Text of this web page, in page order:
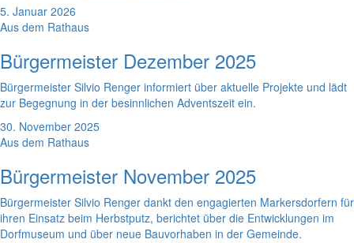
5. Januar 2026
Aus dem Rathaus
Bürgermeister Dezember 2025
Bürgermeister Silvio Renger informiert über aktuelle Projekte und lädt
zur Begegnung in der besinnlichen Adventszeit ein.
30. November 2025
Aus dem Rathaus
Bürgermeister November 2025
Bürgermeister Silvio Renger dankt den engagierten Markersdorfern für
ihren Einsatz beim Herbstputz, berichtet über die Entwicklungen im
Dorfmuseum und über neue Bauvorhaben in der Gemeinde.